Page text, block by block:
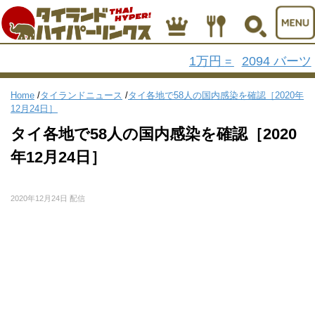
1万円 = 2094 バーツ
Home /タイランドニュース /タイ各地で58人の国内感染を確認［2020年
12月24日］
タイ各地で58人の国内感染を確認［2020
年12月24日］
2020年12月24日 配信